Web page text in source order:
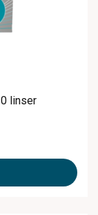
linser